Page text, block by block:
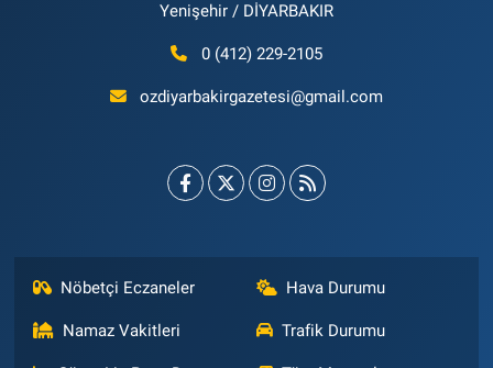
Yenişehir / DİYARBAKIR
0 (412) 229-2105
ozdiyarbakirgazetesi@gmail.com
Nöbetçi Eczaneler Hava Durumu
Namaz Vakitleri Trafik Durumu